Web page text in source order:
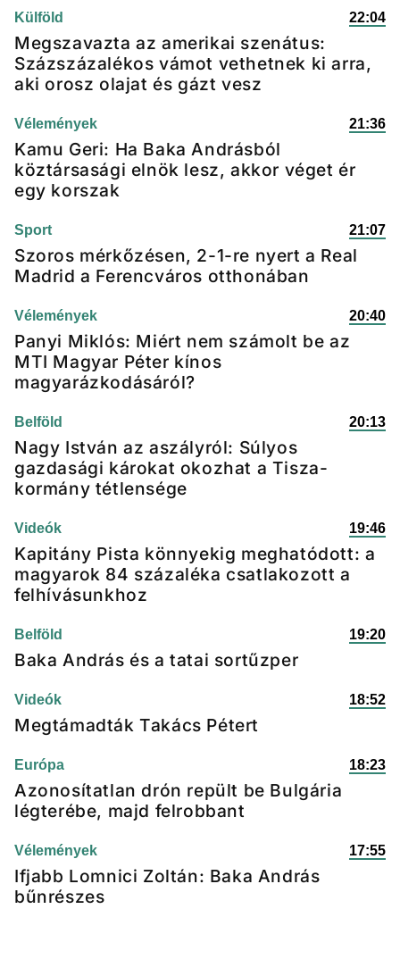
Külföld 22:04
Megszavazta az amerikai szenátus:
Százszázalékos vámot vethetnek ki arra,
aki orosz olajat és gázt vesz
Vélemények 21:36
Kamu Geri: Ha Baka Andrásból
köztársasági elnök lesz, akkor véget ér
egy korszak
Sport 21:07
Szoros mérkőzésen, 2-1-re nyert a Real
Madrid a Ferencváros otthonában
Vélemények 20:40
Panyi Miklós: Miért nem számolt be az
MTI Magyar Péter kínos
magyarázkodásáról?
Belföld 20:13
Nagy István az aszályról: Súlyos
gazdasági károkat okozhat a Tisza-
kormány tétlensége
Videók 19:46
Kapitány Pista könnyekig meghatódott: a
magyarok 84 százaléka csatlakozott a
felhívásunkhoz
Belföld 19:20
Baka András és a tatai sortűzper
Videók 18:52
Megtámadták Takács Pétert
Európa 18:23
Azonosítatlan drón repült be Bulgária
légterébe, majd felrobbant
Vélemények 17:55
Ifjabb Lomnici Zoltán: Baka András
bűnrészes